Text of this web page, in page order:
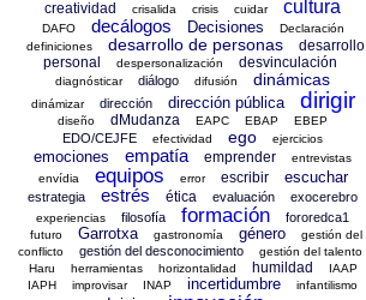
creatividad crisalida crisis cuidar cultura
DAFO decálogos Decisiones
Declaración
definiciones
desarrollo de personas
desarrollo
personal
despersonalización desvinculación
diagnósticar diálogo difusión dinámicas
dinámizar dirección dirección pública dirigir
diseño dMudanza EAPC EBAP EBEP
EDO/CEJFE efectividad ego ejercicios
emociones empatía emprender
entrevistas
envídia
equipos error escribir escuchar
estrategia estrés ética evaluación exocerebro
experiencias filosofía formación fororedca1
futuro Garrotxa gastronomía género
gestión del
conflicto
gestión del desconocimiento
gestión del talento
Haru
herramientas horizontalidad humildad
IAAP
IAPH
improvisar INAP incertidumbre
infantilismo